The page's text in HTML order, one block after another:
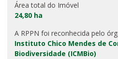
Área total do Imóvel
24,80 ha
A RPPN foi reconhecida pelo
Instituto Chico Mendes de
Biodiversidade (ICMBio)